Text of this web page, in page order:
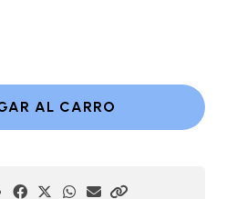
AL CARRO